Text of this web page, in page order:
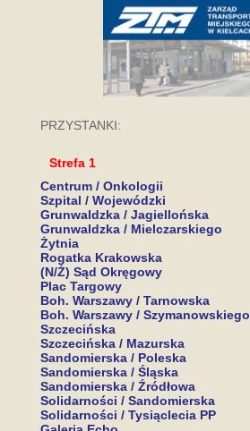
PRZYSTANKI:
Strefa 1
Centrum / Onkologii
Szpital / Wojewódzki
Grunwaldzka / Jagiellońska
Grunwaldzka / Mielczarskiego
Żytnia
Rogatka Krakowska
(N/Ż) Sąd Okręgowy
Plac Targowy
Boh. Warszawy / Tarnowska
Boh. Warszawy / Szymanowskiego
Szczecińska
Szczecińska / Mazurska
Sandomierska / Poleska
Sandomierska / Śląska
Sandomierska / Źródłowa
Solidarności / Sandomierska
Solidarności / Tysiąclecia PP